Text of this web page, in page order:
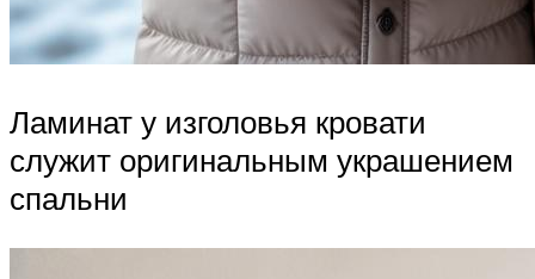
Ламинат у изголовья кровати
служит оригинальным украшением
спальни